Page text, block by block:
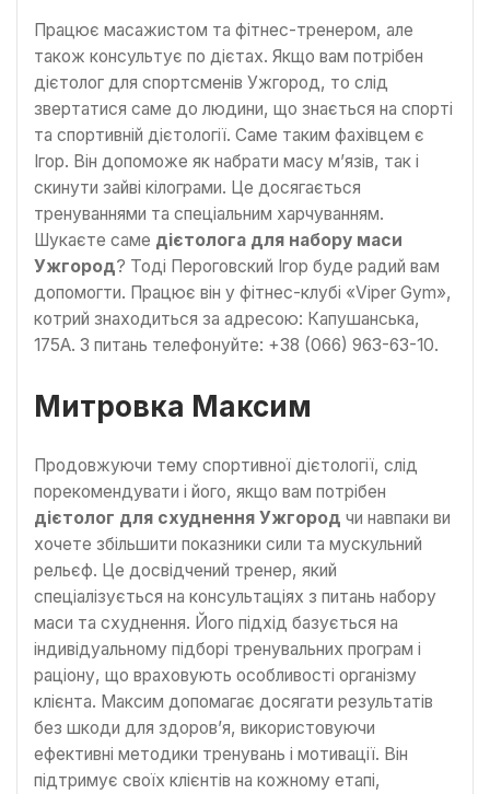
Працює масажистом та фітнес-тренером, але
також консультує по дієтах. Якщо вам потрібен
дієтолог для спортсменів Ужгород, то слід
звертатися саме до людини, що знається на спорті
та спортивній дієтології. Саме таким фахівцем є
Ігор. Він допоможе як набрати масу м’язів, так і
скинути зайві кілограми. Це досягається
тренуваннями та спеціальним харчуванням.
Шукаєте саме дієтолога для набору маси
Ужгород? Тоді Пероговский Ігор буде радий вам
допомогти. Працює він у фітнес-клубі «Viper Gym»,
котрий знаходиться за адресою: Капушанська,
175А. З питань телефонуйте: +38 (066) 963-63-10.
Митровка Максим
Продовжуючи тему спортивної дієтології, слід
порекомендувати і його, якщо вам потрібен
дієтолог для схуднення Ужгород чи навпаки ви
хочете збільшити показники сили та мускульний
рельєф. Це досвідчений тренер, який
спеціалізується на консультаціях з питань набору
маси та схуднення. Його підхід базується на
індивідуальному підборі тренувальних програм і
раціону, що враховують особливості організму
клієнта. Максим допомагає досягати результатів
без шкоди для здоров’я, використовуючи
ефективні методики тренувань і мотивації. Він
підтримує своїх клієнтів на кожному етапі,